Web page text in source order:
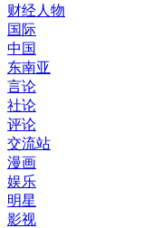
财经人物
国际
中国
东南亚
言论
社论
评论
交流站
漫画
娱乐
明星
影视